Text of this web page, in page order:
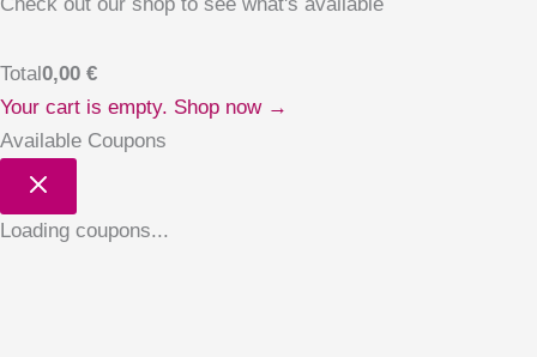
Total0,00 €
Your cart is empty. Shop now →
Available Coupons
Loading coupons...